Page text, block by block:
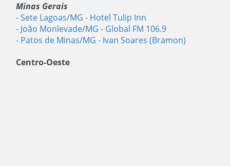
Minas Gerais
- Sete Lagoas/MG - Hotel Tulip Inn
- João Monlevade/MG - Global FM 106.9
- Patos de Minas/MG - Ivan Soares (Bramon)
Centro-Oeste